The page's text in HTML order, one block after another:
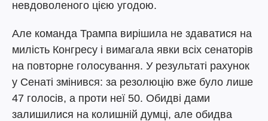
невдоволеного цією угодою.
Але команда Трампа вирішила не здаватися на
милість Конгресу і вимагала явки всіх сенаторів
на повторне голосування. У результаті рахунок
у Сенаті змінився: за резолюцію вже було лише
47 голосів, а проти неї 50. Обидві дами
залишилися на колишній думці, але обидва